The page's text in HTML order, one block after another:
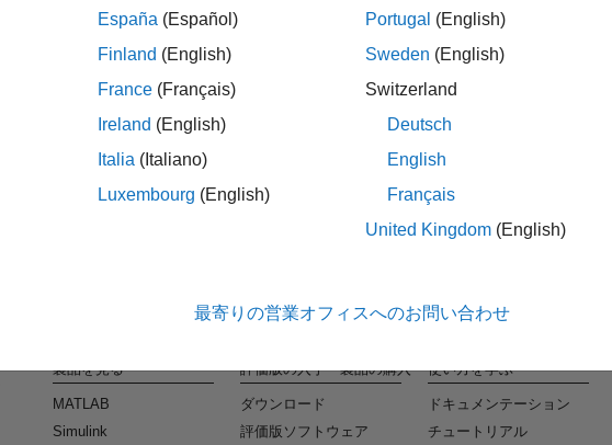
タレ
条件に合
España (Español)
Finland (English)
France (Français)
Ireland (English)
Italia (Italiano)
Luxembourg (English)
Portugal (English)
Sweden (English)
Switzerland
Deutsch
English
Français
United Kingdom (English)
最寄りの営業オフィスへのお問い合わせ
製品を見る
MATLAB
Simulink
評価版の入手・製品の購入
ダウンロード
評価版ソフトウェア
使い方を学ぶ
ドキュメンテーション
チュートリアル